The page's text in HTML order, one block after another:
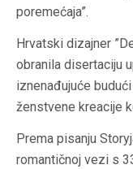
poremećaja”.
Hrvatski dizajner
obranila disertaciju
iznenađujuće
ženstvene kreacije
Prema pisanju
romantičnoj vezi s